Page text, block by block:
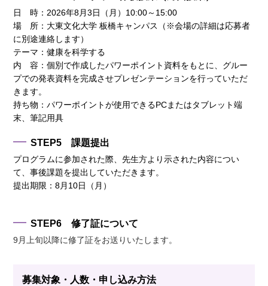
日 時：2026年8月3日（月）10:00～15:00
場 所：大東文化大学 板橋キャンパス（※会場の詳細は応募者
に別途連絡します）
テーマ：健康を科学する
内 容：個別で作成したパワーポイント資料をもとに、グルー
プでの発表資料を完成させプレゼンテーションを行っていただ
きます。
持ち物：パワーポイントが使用できるPCまたはタブレット端
末、筆記用具
STEP5 課題提出
プログラムに参加された際、先生方より示された内容につい
て、事後課題を提出していただきます。
提出期限：8月10日（月）
STEP6 修了証について
9月上旬以降に修了証をお送りいたします。
募集対象・人数・申し込み方法